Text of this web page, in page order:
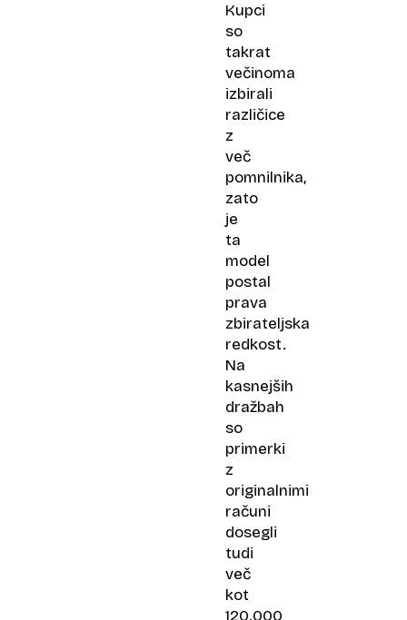
Kupci
so
takrat
večinoma
izbirali
različice
z
več
pomnilnika,
zato
je
ta
model
postal
prava
zbirateljska
redkost.
Na
kasnejših
dražbah
so
primerki
z
originalnimi
računi
dosegli
tudi
več
kot
120.000